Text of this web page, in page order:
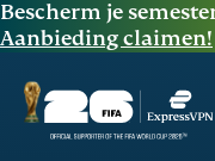
Bescherm je
Aanbieding claimen!